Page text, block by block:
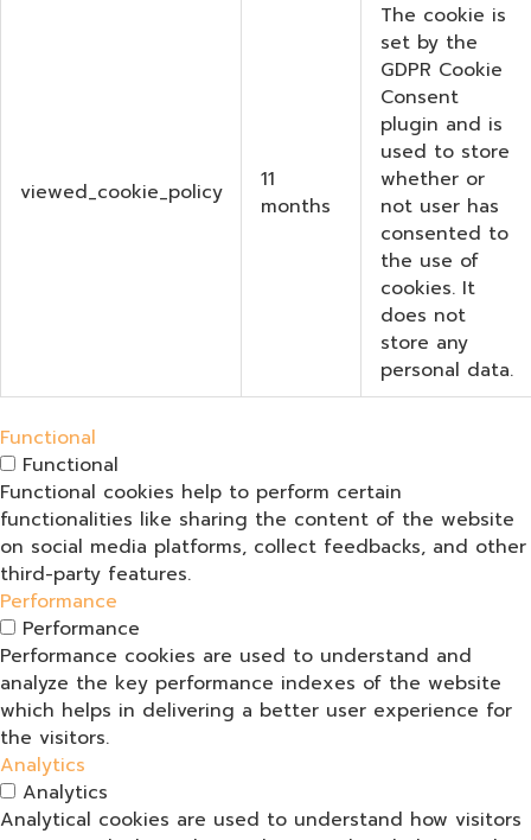
viewed_cookie_policy
11
months
The cookie is
set by the
GDPR Cookie
Consent
plugin and is
used to store
whether or
not user has
consented to
the use of
cookies. It
does not
store any
personal data.
Functional
Functional
Functional cookies help to perform certain
functionalities like sharing the content of the website
on social media platforms, collect feedbacks, and other
third-party features.
Performance
Performance
Performance cookies are used to understand and
analyze the key performance indexes of the website
which helps in delivering a better user experience for
the visitors.
Analytics
Analytics
Analytical cookies are used to understand how visitors